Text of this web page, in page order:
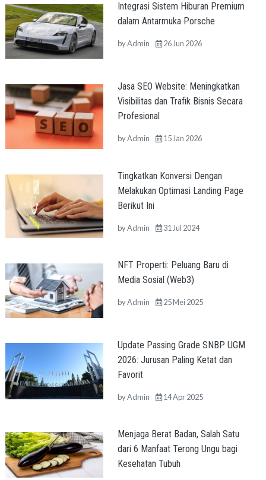
Integrasi Sistem Hiburan Premium
dalam Antarmuka Porsche
byAdmin 26 Jun 2026
Jasa SEO Website: Meningkatkan
Visibilitas dan Trafik Bisnis Secara
Profesional
byAdmin 15 Jan 2026
Tingkatkan Konversi Dengan
Melakukan Optimasi Landing Page
Berikut Ini
byAdmin 31 Jul 2024
NFT Properti: Peluang Baru di
Media Sosial (Web3)
byAdmin 25 Mei 2025
Update Passing Grade SNBP UGM
2026: Jurusan Paling Ketat dan
Favorit
byAdmin 14 Apr 2025
Menjaga Berat Badan, Salah Satu
dari 6 Manfaat Terong Ungu bagi
Kesehatan Tubuh